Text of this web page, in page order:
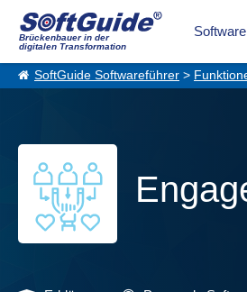
Brückenbauer in der
digitalen Transformation
Software
SoftGuide Softwareführer >